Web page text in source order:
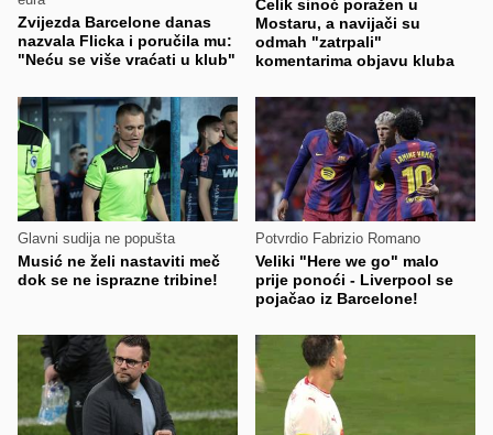
Zvijezda Barcelone danas
nazvala Flicka i poručila mu:
"Neću se više vraćati u klub"
Čelik sinoć poražen u
Mostaru, a navijači su
odmah "zatrpali"
komentarima objavu kluba
Glavni sudija ne popušta
Musić ne želi nastaviti meč
dok se ne isprazne tribine!
Potvrdio Fabrizio Romano
Veliki "Here we go" malo
prije ponoći - Liverpool se
pojačao iz Barcelone!